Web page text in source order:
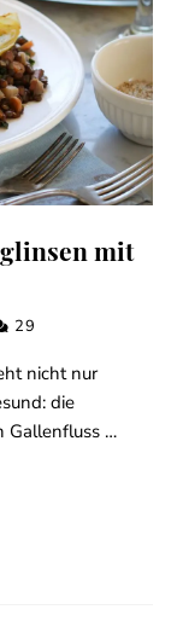
mit
29
nicht nur
die
Gallenfluss …